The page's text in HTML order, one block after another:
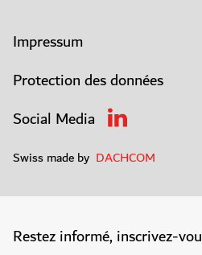
Impressum
Protection des données
Social Media
Swiss made by DACHCOM
Restez informé, inscrivez-